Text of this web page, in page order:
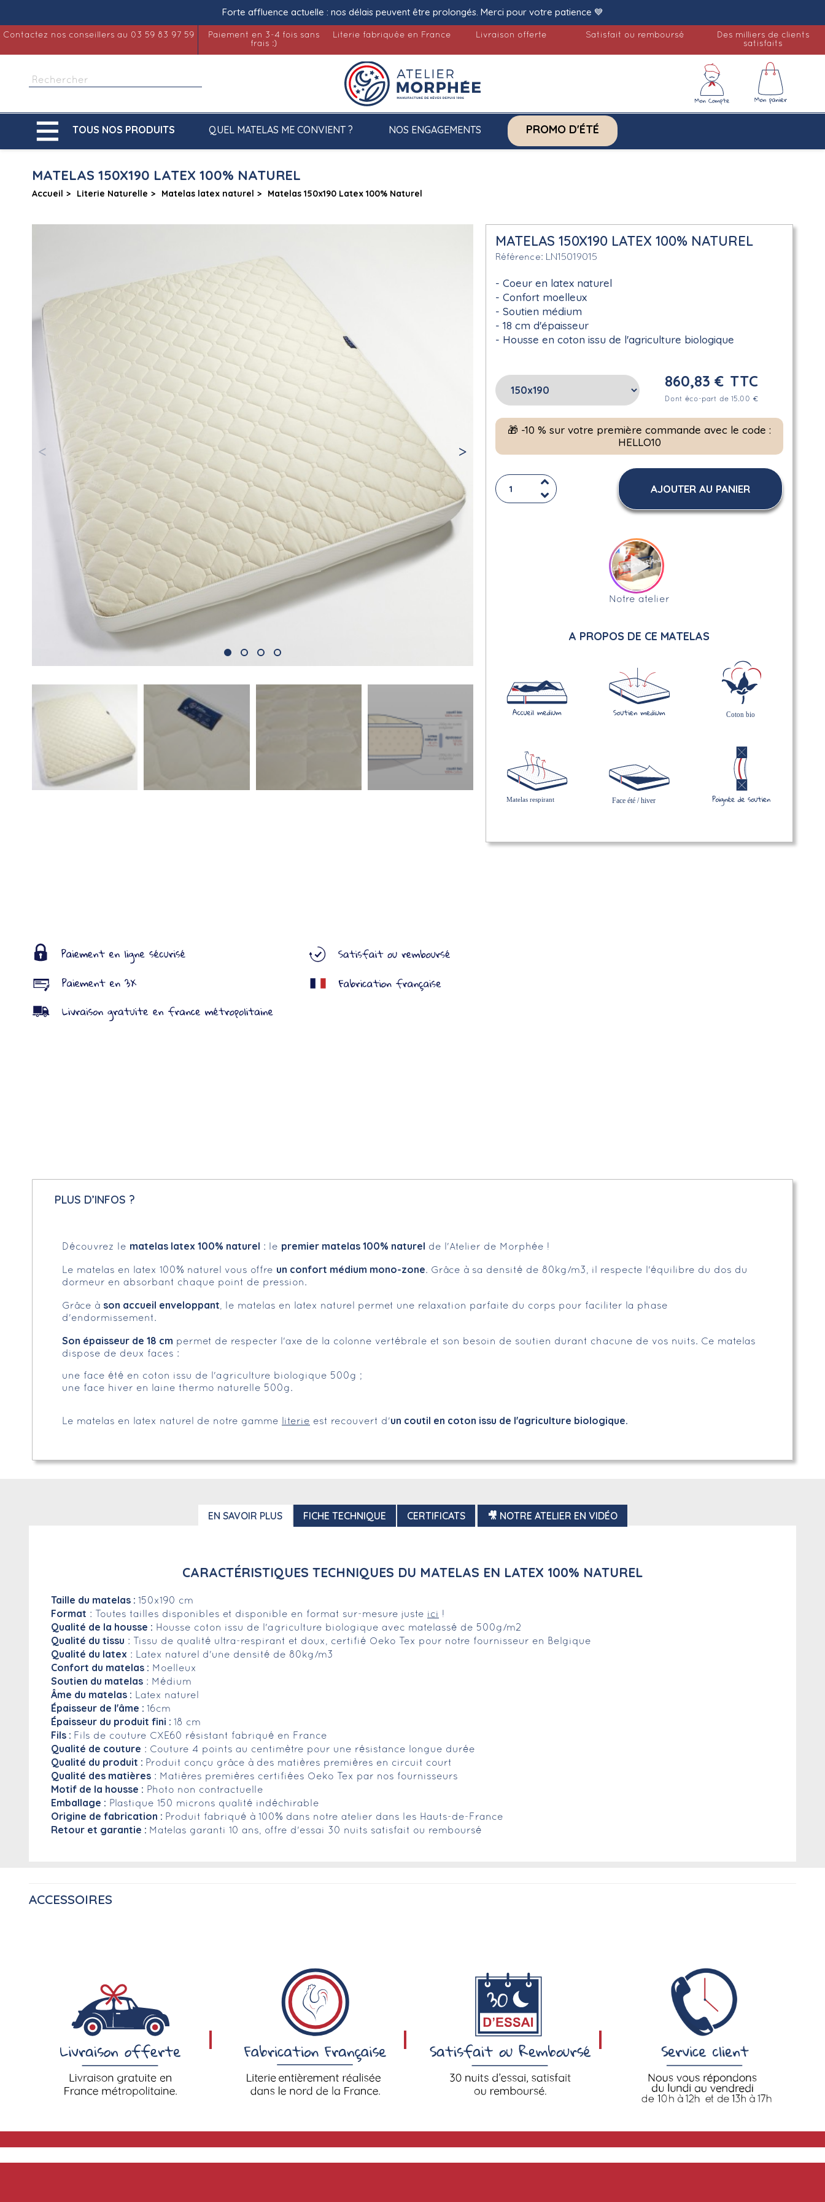
Forte affluence actuelle : nos délais peuvent être prolongés. Merci pour votre patience 💙
Contactez nos conseillers au 03 59 83 97 59
Paiement en 3-4 fois sans
frais :)
Literie fabriquée en France Livraison offerte Satisfait ou remboursé
Des milliers de clients
satisfaits
 TOUS NOS PRODUITS QUEL MATELAS ME CONVIENT ? NOS ENGAGEMENTS PROMO D'ÉTÉ
MATELAS 150X190 LATEX 100% NATUREL
Accueil Literie Naturelle Matelas latex naturel Matelas 150x190 Latex 100% Naturel
MATELAS 150X190 LATEX 100% NATUREL
Référence LN15019015
Coeur en latex naturel
Confort moelleux
Soutien médium
18 cm d'épaisseur
Housse en coton issu de l'agriculture biologique
860,83 € TTC
Dont éco-part de 15.00 €
🎁 -10 % sur votre première commande avec le code :
HELLO10
AJOUTER AU PANIER
Notre atelier
A PROPOS DE CE MATELAS
PLUS D’INFOS ?
Découvrez le matelas latex 100% naturel : le premier matelas 100% naturel de l'Atelier de Morphée !
Le matelas en latex 100% naturel vous offre un confort médium mono-zone. Grâce à sa densité de 80kg/m3, il respecte l'équilibre du dos du
dormeur en absorbant chaque point de pression.
Grâce à son accueil enveloppant, le matelas en latex naturel permet une relaxation parfaite du corps pour faciliter la phase
d'endormissement.
Son épaisseur de 18 cm permet de respecter l'axe de la colonne vertébrale et son besoin de soutien durant chacune de vos nuits. Ce matelas
dispose de deux faces :
une face été en coton issu de l'agriculture biologique 500g ;
une face hiver en laine thermo naturelle 500g.
Le matelas en latex naturel de notre gamme literie est recouvert d'un coutil en coton issu de l'agriculture biologique.
EN SAVOIR PLUS FICHE TECHNIQUE CERTIFICATS 🎥 NOTRE ATELIER EN VIDÉO
CARACTÉRISTIQUES TECHNIQUES DU MATELAS EN LATEX 100% NATUREL
Taille du matelas : 150x190 cm
Format : Toutes tailles disponibles et disponible en format sur-mesure juste ici !
Qualité de la housse : Housse coton issu de l'agriculture biologique avec matelassé de 500g/m2
Qualité du tissu : Tissu de qualité ultra-respirant et doux, certifié Oeko Tex pour notre fournisseur en Belgique
Qualité du latex : Latex naturel d'une densité de 80kg/m3
Confort du matelas : Moelleux
Soutien du matelas : Médium
Âme du matelas : Latex naturel
Épaisseur de l'âme : 16cm
Épaisseur du produit fini : 18 cm
Fils : Fils de couture CXE60 résistant fabriqué en France
Qualité de couture : Couture 4 points au centimètre pour une résistance longue durée
Qualité du produit : Produit conçu grâce à des matières premières en circuit court
Qualité des matières : Matières premières certifiées Oeko Tex par nos fournisseurs
Motif de la housse : Photo non contractuelle
Emballage : Plastique 150 microns qualité indéchirable
Origine de fabrication : Produit fabriqué à 100% dans notre atelier dans les Hauts-de-France
Retour et garantie : Matelas garanti 10 ans, offre d'essai 30 nuits satisfait ou remboursé
ACCESSOIRES